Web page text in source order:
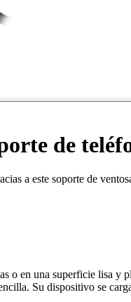
de
a este soporte de
o en una superficie lisa
Su dispositivo se